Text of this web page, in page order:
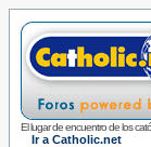
El lugar de encuentro de los
Ir a Catholic.net